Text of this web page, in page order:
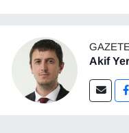
Akif Yer